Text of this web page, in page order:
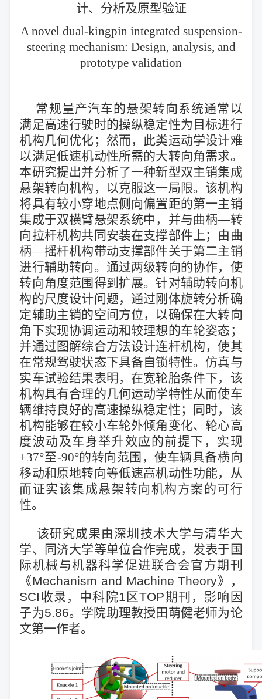
计、分析及原型验证
A novel dual-kingpin integrated suspension-
steering mechanism: Design, analysis, and
prototype validation
常规量产汽车的悬架转向系统通常以
满足高速行驶时的操纵稳定性为目标进行
机构几何优化；然而，此类运动学设计难
以满足低速机动性所需的大转向角需求。
本研究提出并分析了一种新型双主销集成
悬架转向机构，以克服这一局限。该机构
将具有较小穿地点侧向偏置距的第一主销
集成于双横臂悬架系统中，并与曲柄—转
向拉杆机构共同安装在支撑部件上；由曲
柄—摇杆机构带动支撑部件关于第二主销
进行辅助转向。通过两级转向的协作，使
转向角度范围得到扩展。针对辅助转向机
构的尺度设计问题，通过刚体旋转分析确
定辅助主销的空间方位，以确保在大转向
角下实现协调运动和较理想的车轮姿态；
并通过图解综合方法设计连杆机构，使其
在常规驾驶状态下具备自锁特性。仿真与
实车试验结果表明，在宽轮胎条件下，该
机构具有合理的几何运动学特性从而使车
辆维持良好的高速操纵稳定性；
同时，该
机构能够在较小车轮外倾角变化、轮心高
度波动及车身举升效应的前提下，实现
+37°至-90°的转向范围，使车辆具备横向
移动和原地转向等低速高机动性功能，从
而证实该集成悬架转向机构方案的可行
性。
该研究成果由深圳技术大学与清华大
学、同济大学等单位合作完成， 发表于国
际机械与机器科学促进联合会官方期刊
《Mechanism and Machine Theory》
，
SCI 收录， 中科院1区TOP期刊，影响因
子为5.86。学院助理教授田萌健老师为论
文第一作者。